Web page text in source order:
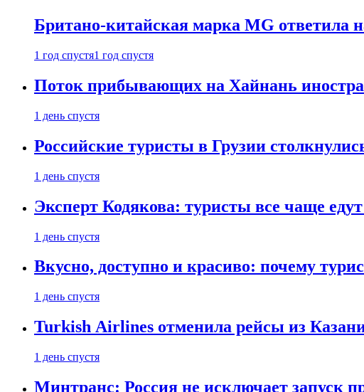
Британо-китайская марка MG ответила
1 год спустя1 год спустя
Поток прибывающих на Хайнань
1 день спустя
Российские туристы в Грузии
1 день спустя
Эксперт Кодякова: туристы все чаще
1 день спустя
Вкусно, доступно и красиво: почему
1 день спустя
Turkish Airlines отменила рейсы из
1 день спустя
Минтранс: Россия не исключает запуск